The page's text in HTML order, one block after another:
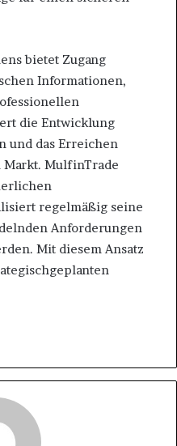
bietet Zugang
Informationen,
die Entwicklung
und das Erreichen
Markt. MulfinTrade
regelmäßig seine
Anforderungen
Mit diesem Ansatz